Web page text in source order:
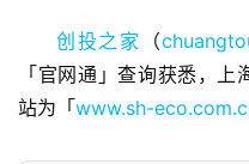
业
观
创投之家 （
「官网通」查询获悉，
站为「www.sh-